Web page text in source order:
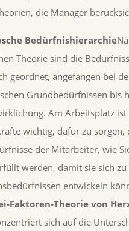
die Manager
Bedürfnishierarchie
Theorie sind die
geordnet, angefangen bei
Grundbedürfnissen bis
Am Arbeitsplatz ist
wichtig, dafür zu sorgen,
der Mitarbeiter, wie
werden, damit sie sich
entwickeln
Faktoren-Theorie von
sich auf die